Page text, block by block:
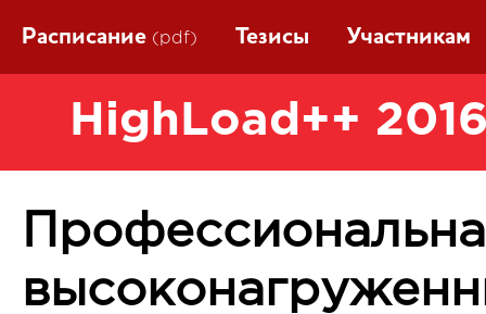
Расписание (pdf) Тезисы Участникам
HighLoad++